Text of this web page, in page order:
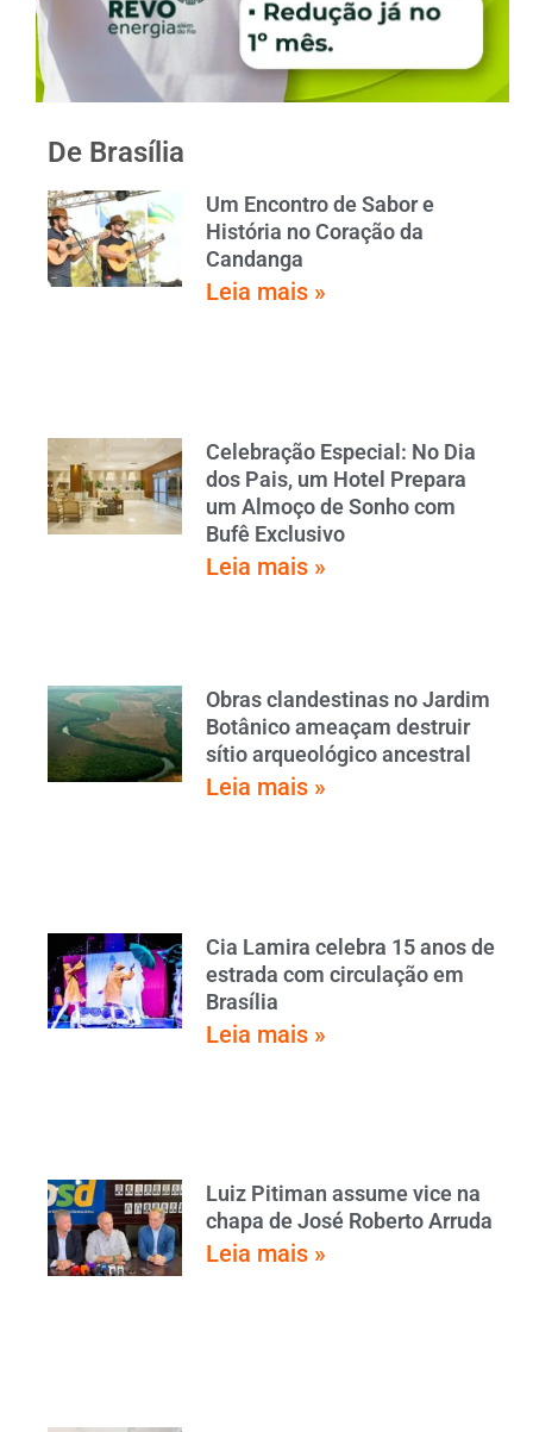
De Brasília
Um Encontro de Sabor e
História no Coração da
Candanga
Leia mais »
Celebração Especial: No Dia
dos Pais, um Hotel Prepara
um Almoço de Sonho com
Bufê Exclusivo
Leia mais »
Obras clandestinas no Jardim
Botânico ameaçam destruir
sítio arqueológico ancestral
Leia mais »
Cia Lamira celebra 15 anos de
estrada com circulação em
Brasília
Leia mais »
Luiz Pitiman assume vice na
chapa de José Roberto Arruda
Leia mais »